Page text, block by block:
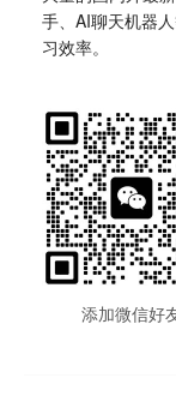
手、AI聊天机器
习效率。
添加微信好